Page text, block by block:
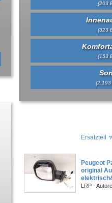
(203
(323
(153
(2.193
Ersatzteil
Peugeot
original
LRP -